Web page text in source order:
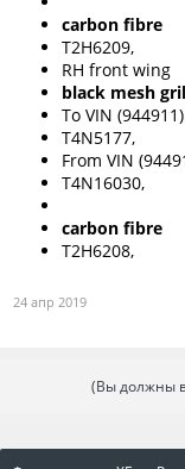
carbon fibre
T2H6209,
RH front wing
black mesh
To VIN (944911)
T4N5177,
From VIN
T4N16030,
carbon fibre
T2H6208,
24 апр 2019
(Вы должны